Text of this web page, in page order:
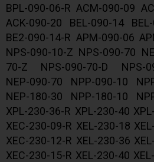
BPL-090-06-R ACM-090-09
ACK-090-20 BEL-090-14
BE2-090-14-R APM-090-06
NPS-090-10-Z NPS-090-70
70-Z NPS-090-70-D NPS-
ΝΕΡ-090-70 NPP-090-10
NEP-180-30 NPP-180-10
XPL-230-36-R XPL-230-40
XEC-230-09-R XEL-230-18
XEC-230-12-R XEL-230-36
XEC-230-15-R XEL-230-40